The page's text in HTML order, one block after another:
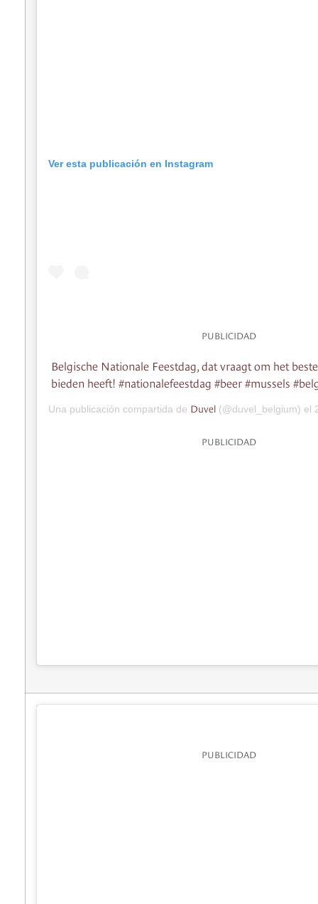
Ver esta publicación en Instagram
PUBLICIDAD
Belgische Nationale Feestdag, dat vraagt om het
bieden heeft! #nationalefeestdag #beer #mussels
Una publicación compartida de Duvel (@duvel_belgium) el
PUBLICIDAD
PUBLICIDAD